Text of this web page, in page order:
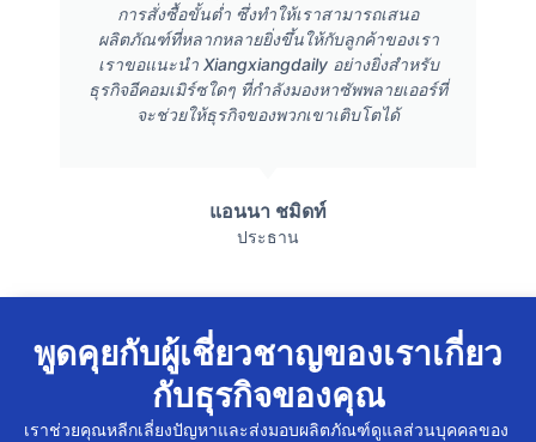
การสั่งซื้อขั้นต่ำ ซึ่งทำให้เราสามารถเสนอ
ผลิตภัณฑ์ที่หลากหลายยิ่งขึ้นให้กับลูกค้าของเรา
เราขอแนะนำ Xiangxiangdaily อย่างยิ่งสำหรับ
ธุรกิจอีคอมเมิร์ซใดๆ ที่กำลังมองหาซัพพลายเออร์ที่
จะช่วยให้ธุรกิจของพวกเขาเติบโตได้
แอนนา ชมิดท์
ประธาน
พูดคุยกับผู้เชี่ยวชาญของเราเกี่ยว
กับธุรกิจของคุณ
เราช่วยคุณหลีกเลี่ยงปัญหาและส่งมอบผลิตภัณฑ์ดูแลส่วนบุคคลของ